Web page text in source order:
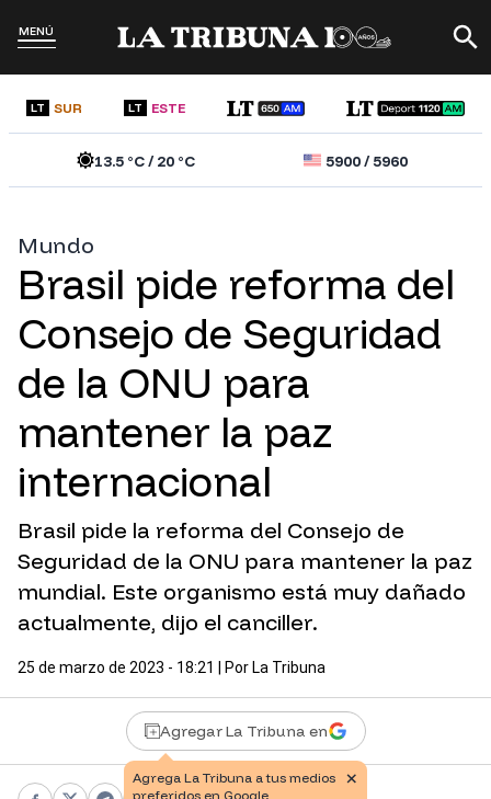
MENÚ
LT SUR LT ESTE
13.5 °C /20 °C 5900/5960
Mundo
Brasil pide reforma del
Consejo de Seguridad
de la ONU para
mantener la paz
internacional
Brasil pide la reforma del Consejo de
Seguridad de la ONU para mantener la paz
mundial. Este organismo está muy dañado
actualmente, dijo el canciller.
25 de marzo de 2023 - 18:21 | Por La Tribuna
Agregar La Tribuna en